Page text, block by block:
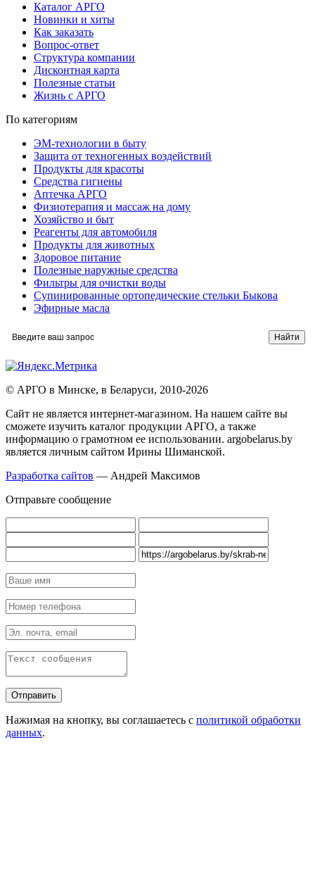
Каталог АРГО
Новинки и хиты
Как заказать
Вопрос-ответ
Структура компании
Дисконтная карта
Полезные статьи
Жизнь с АРГО
По категориям
ЭМ-технологии в быту
Защита от техногенных воздействий
Продукты для красоты
Средства гигиены
Аптечка АРГО
Физиотерапия и массаж на дому
Хозяйство и быт
Реагенты для автомобиля
Продукты для животных
Здоровое питание
Полезные наружные средства
Фильтры для очистки воды
Супинированные ортопедические стельки Быкова
Эфирные масла
© АРГО в Минске, в Беларуси, 2010-2026
Cайт не является интернет-магазином. На нашем сайте вы
сможете изучить каталог продукции АРГО, а также
информацию о грамотном ее использовании. argobelarus.by
является личным сайтом Ирины Шиманской.
Разработка сайтов — Андрей Максимов
Отправьте сообщение
Нажимая на кнопку, вы соглашаетесь с политикой обработки
данных.